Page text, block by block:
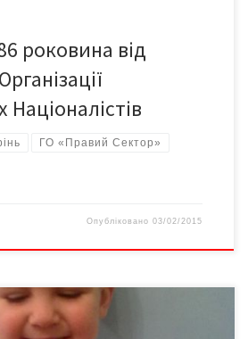
роковина від
Націоналістів
ГО «Правий Сектор»
Опубліковано03/02/2015